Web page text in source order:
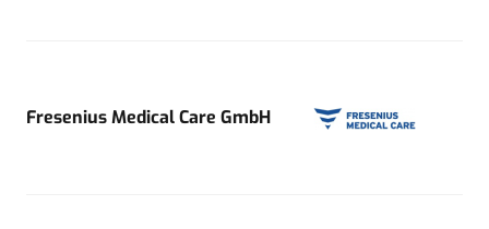
Fresenius Medical Care GmbH